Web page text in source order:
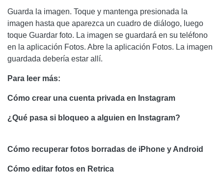
Guarda la imagen. Toque y mantenga presionada la
imagen hasta que aparezca un cuadro de diálogo, luego
toque Guardar foto. La imagen se guardará en su teléfono
en la aplicación Fotos. Abre la aplicación Fotos. La imagen
guardada debería estar allí.
Para leer más:
Cómo crear una cuenta privada en Instagram
¿Qué pasa si bloqueo a alguien en Instagram?
Cómo recuperar fotos borradas de iPhone y Android
Cómo editar fotos en Retrica